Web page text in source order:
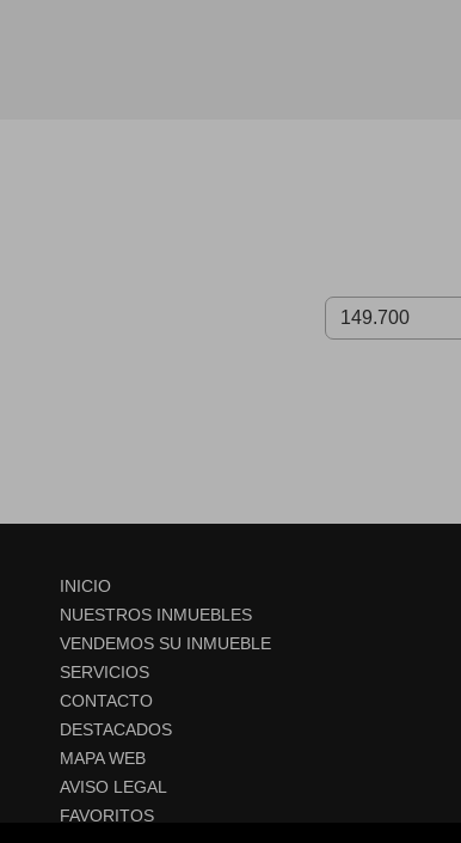
INICIO
NUESTROS INMUEBLES
VENDEMOS SU INMUEBLE
SERVICIOS
CONTACTO
DESTACADOS
MAPA WEB
AVISO LEGAL
FAVORITOS